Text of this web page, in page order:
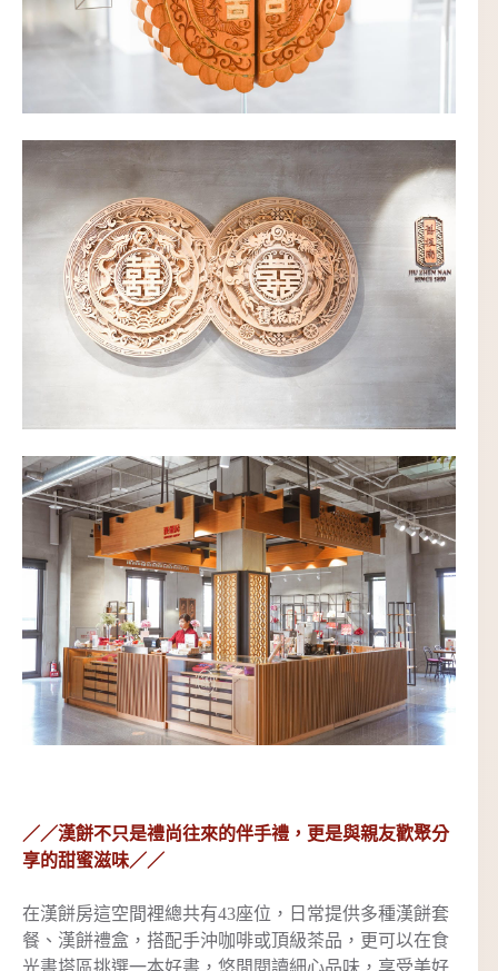
／／漢餅不只是禮尚往來的伴手禮，更是與親友歡聚分
享的甜蜜滋味／／
在漢餅房這空間裡總共有43座位，日常提供多種漢餅套
餐、漢餅禮盒，搭配手沖咖啡或頂級茶品，更可以在食